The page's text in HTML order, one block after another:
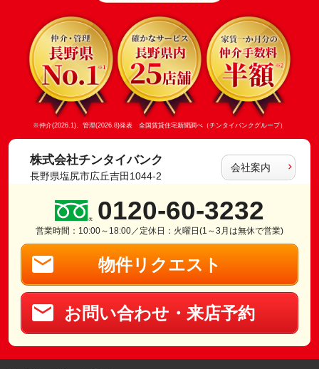
※仲介(2026.1)、管理(2026.8)発表 全国賃貸住宅新聞調べ（チンタイバンクグループ）
株式会社チンタイバンク
長野県塩尻市広丘吉田1044-2
会社案内
0120-60-3232
営業時間：10:00～18:00／定休日：火曜日(1～3月は無休で営業)
物件リクエスト
お問い合わせ・来店予約